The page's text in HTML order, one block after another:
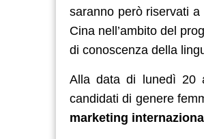
saranno però riservati
Cina nell’ambito del
di conoscenza della
Alla data di lunedì 20
candidati di genere
marketing